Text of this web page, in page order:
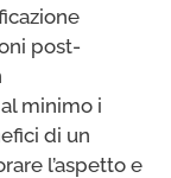
post-
minimo i
di un
l’aspetto e